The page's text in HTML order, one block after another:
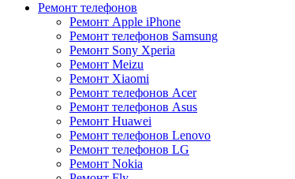
Ремонт телефонов
Ремонт Apple iPhone
Ремонт телефонов Samsung
Ремонт Sony Xperia
Ремонт Meizu
Ремонт Xiaomi
Ремонт телефонов Acer
Ремонт телефонов Asus
Ремонт Huawei
Ремонт телефонов Lenovo
Ремонт телефонов LG
Ремонт Nokia